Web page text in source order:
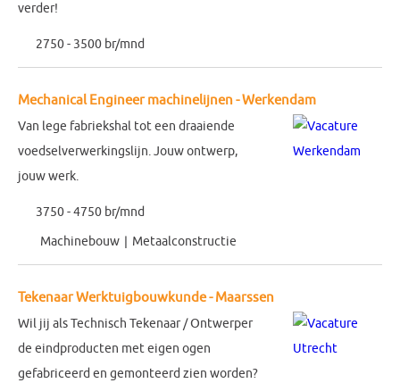
verder!
2750 - 3500 br/mnd
Mechanical Engineer machinelijnen - Werkendam
Van lege fabriekshal tot een draaiende
voedselverwerkingslijn. Jouw ontwerp,
jouw werk.
3750 - 4750 br/mnd
Machinebouw
Metaalconstructie
Tekenaar Werktuigbouwkunde - Maarssen
Wil jij als Technisch Tekenaar / Ontwerper
de eindproducten met eigen ogen
gefabriceerd en gemonteerd zien worden?